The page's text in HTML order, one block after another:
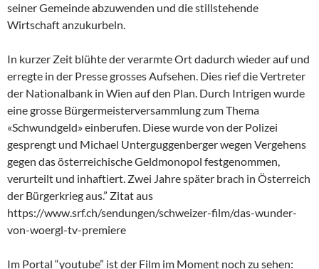
seiner Gemeinde abzuwenden und die stillstehende
Wirtschaft anzukurbeln.
In kurzer Zeit blühte der verarmte Ort dadurch wieder auf und
erregte in der Presse grosses Aufsehen. Dies rief die Vertreter
der Nationalbank in Wien auf den Plan. Durch Intrigen wurde
eine grosse Bürgermeisterversammlung zum Thema
«Schwundgeld» einberufen. Diese wurde von der Polizei
gesprengt und Michael Unterguggenberger wegen Vergehens
gegen das österreichische Geldmonopol festgenommen,
verurteilt und inhaftiert. Zwei Jahre später brach in Österreich
der Bürgerkrieg aus.” Zitat aus
https://www.srf.ch/sendungen/schweizer-film/das-wunder-
von-woergl-tv-premiere
Im Portal “youtube” ist der Film im Moment noch zu sehen: